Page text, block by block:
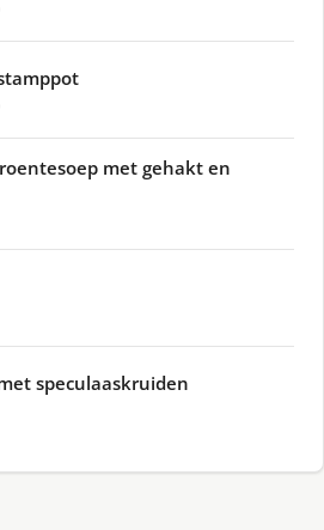
met gehakt en
speculaaskruiden